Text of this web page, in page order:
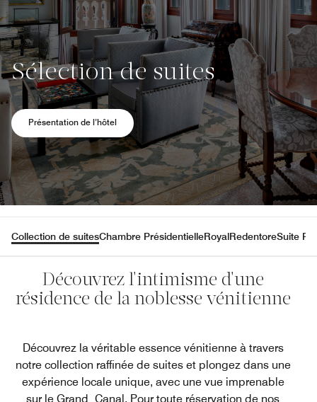
Sélection de suites
Présentation de l’hôtel
Ouvre une nouvelle fenêtre
Collection de suitesChambre PrésidentielleRoyalRedentoreSuite
Découvrez l'intimisme d'une
résidence de la noblesse vénitienne
Découvrez la véritable essence vénitienne à travers
notre collection raffinée de suites et plongez dans une
expérience locale unique, avec une vue imprenable
sur le Grand Canal. Pour toute réservation de nos